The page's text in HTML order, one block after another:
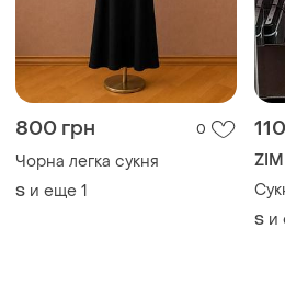
800 грн 0
Чорна легка сукня
S и еще 1
S и